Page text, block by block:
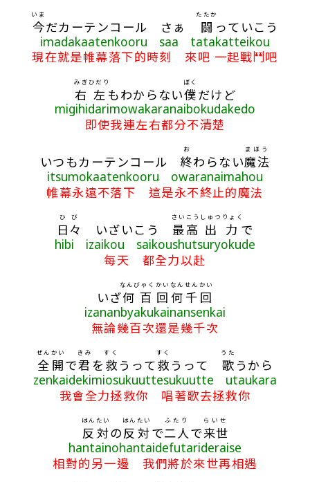
今
いま
だカーテンコール さぁ 闘
たたか
っていこう
imadakaatenkooru saa tatakatteikou
現在就是帷幕落下的時刻 來吧 一起戰鬥吧
右
みぎ
左
ひだり
もわからない僕
ぼく
だけど
migihidarimowakaranaibokudakedo
即使我連左右都分不清楚
いつもカーテンコール 終
お
わらない魔法
まほう
itsumokaatenkooru owaranaimahou
帷幕永遠不落下 這是永不終止的魔法
日々
ひび
いざいこう 最高
さいこう
出力
しゅつりょく
で
hibi izaikou saikoushutsuryokude
每天 都全力以赴
いざ何百
なんびゃく
回
かい
何
なん
千
せん
回
かい
izananbyakukainansenkai
無論幾百次還是幾千次
全開
ぜんかい
で君
きみ
を 救
すく
うって救
すく
うって 歌
うた
うから
zenkaidekimiosukuuttesukuutte utaukara
我會全力拯救你 唱著歌去拯救你
反対
はんたい
の反対
はんたい
で二人
ふたり
で来世
らいせ
hantainohantaidefutarideraise
相對的另一邊 我們將於來世再相遇